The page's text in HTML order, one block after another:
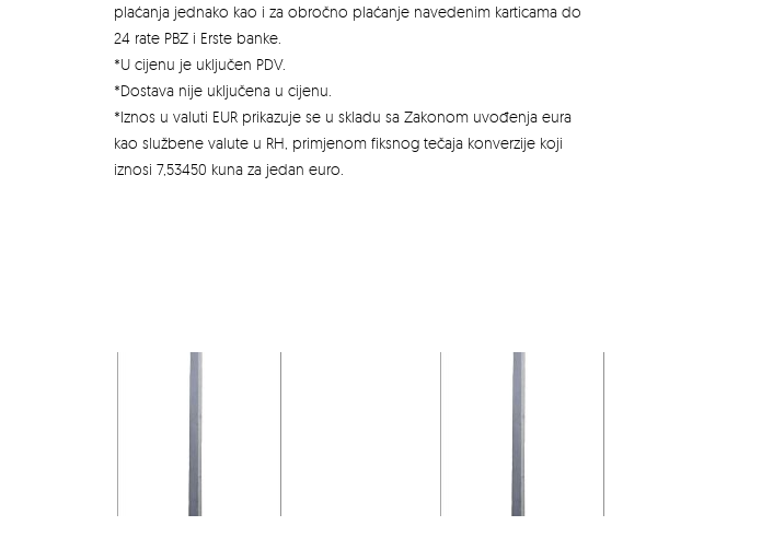
plaćanja jednako kao i za obročno plaćanje navedenim karticama do
24 rate PBZ i Erste banke.
*U cijenu je uključen PDV.
*Dostava nije uključena u cijenu.
*Iznos u valuti EUR prikazuje se u skladu sa Zakonom uvođenja eura
kao službene valute u RH, primjenom fiksnog tečaja konverzije koji
iznosi 7,53450 kuna za jedan euro.